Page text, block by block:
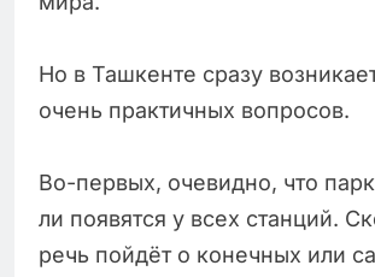
Но в Ташкенте сразу
очень практичных вопросов.
Во-первых, очевидно, что
ли появятся у всех станций.
речь пойдёт о конечных или